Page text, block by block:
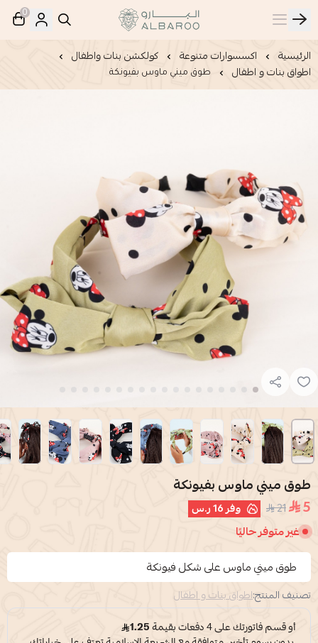
البارو | Albaroo
0
الرئيسية اكسسوارات متنوعة
كولكشن بنات واطفال
اطواق بنات و اطفال
طوق ميني ماوس بفيونكة
طوق ميني ماوس بفيونكة
5
21 وفر16 ر.س
غير متوفر حاليًا
طوق ميني ماوس على شكل فيونكة
تصنيف المنتج:اطواق بنات و اطفال